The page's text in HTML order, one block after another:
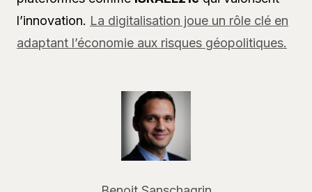
l’innovation. La digitalisation joue un rôle clé en
adaptant l’économie aux risques géopolitiques.